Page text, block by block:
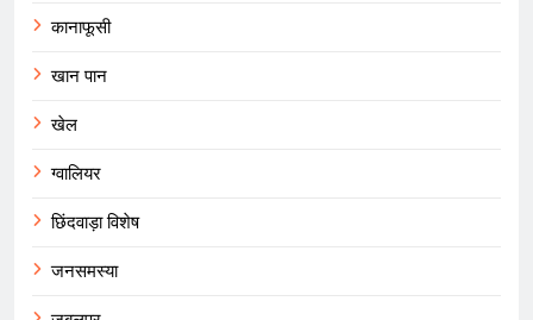
कानाफूसी
खान पान
खेल
ग्वालियर
छिंदवाड़ा विशेष
जनसमस्या